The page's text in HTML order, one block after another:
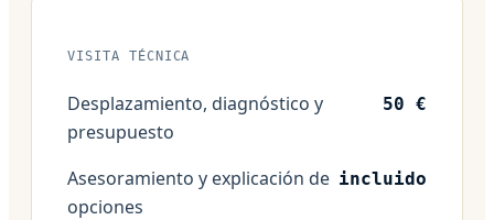
VISITA TÉCNICA
Desplazamiento, diagnóstico y
presupuesto
50 €
Asesoramiento y explicación de
opciones
incluido